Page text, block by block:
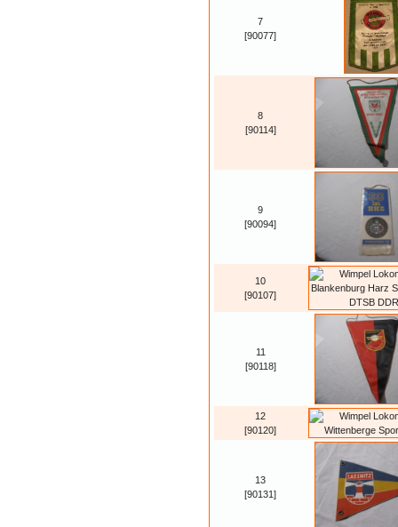
7
[90077]
8
[90114]
9
[90094]
10
[90107]
11
[90118]
12
[90120]
13
[90131]